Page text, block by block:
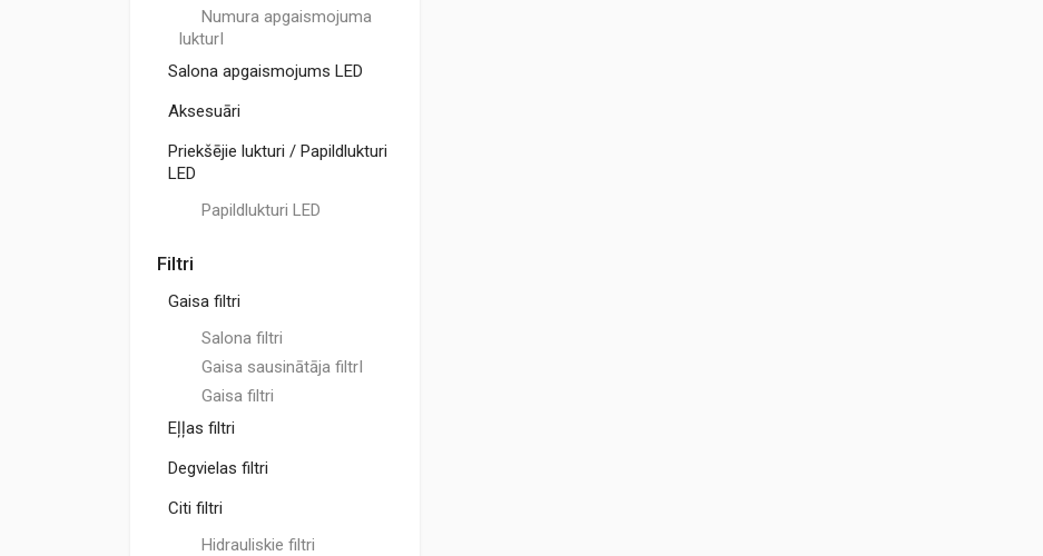
Numura apgaismojuma
lukturI
Salona apgaismojums LED
Aksesuāri
Priekšējie lukturi / Papildlukturi
LED
Papildlukturi LED
Filtri
Gaisa filtri
Salona filtri
Gaisa sausinātāja filtrI
Gaisa filtri
Eļļas filtri
Degvielas filtri
Citi filtri
Hidrauliskie filtri